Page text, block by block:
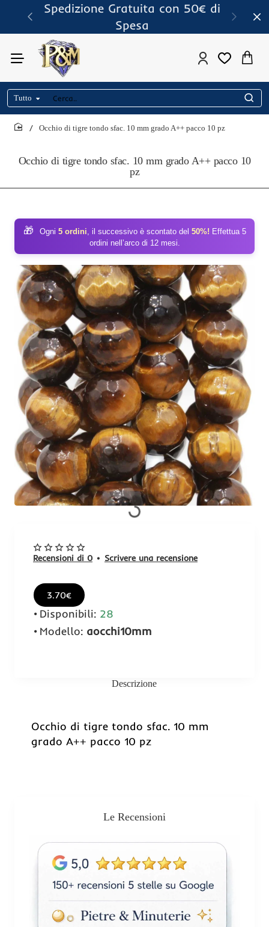
Spedizione Gratuita con 50€ di
Spesa
Tutto
Cerca..
Occhio di tigre tondo sfac. 10 mm grado A++ pacco 10
pz
Occhio di tigre tondo sfac. 10 mm grado A++ pacco 10 pz
🎁 Ogni 5 ordini, il successivo è scontato del 50%! Effettua 5
ordini nell’arco di 12 mesi.
Recensioni di 0 • Scrivere una recensione
3.70€
Disponibili: 28
Modello: aocchi10mm
Descrizione
Occhio di tigre tondo sfac. 10 mm
grado A++ pacco 10 pz
Le Recensioni